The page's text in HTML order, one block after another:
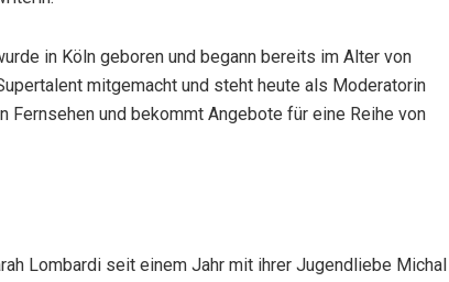
in Köln geboren und begann bereits im Alter von
mitgemacht und steht heute als Moderatorin
und bekommt Angebote für eine Reihe von
Lombardi seit einem Jahr mit ihrer Jugendliebe Michal